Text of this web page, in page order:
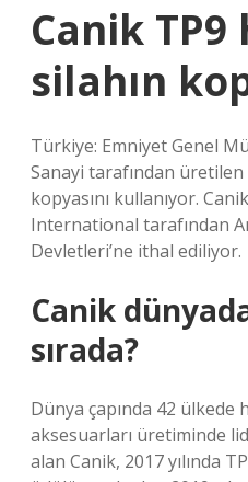
Canik TP9
silahın
Türkiye: Emniyet Genel
Sanayi tarafından üretilen
kopyasını kullanıyor.
International tarafından
Devletleri’ne ithal ediliyor.
Canik
sırada?
Dünya çapında 42 ülkede
aksesuarları üretiminde
alan Canik, 2017 yılında